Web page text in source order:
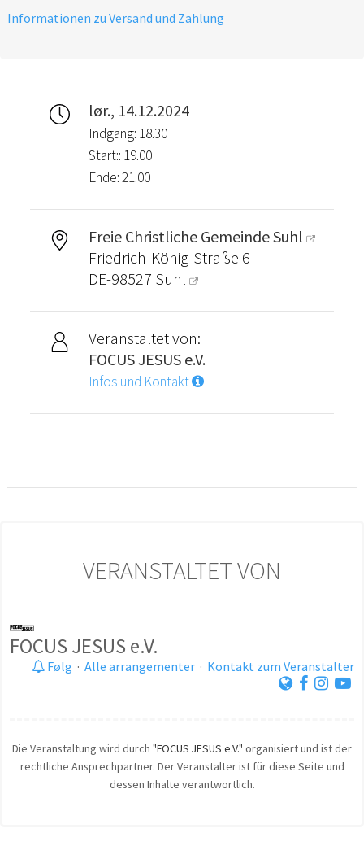
Informationen zu Versand und Zahlung
lør., 14.12.2024
Indgang: 18.30
Start:: 19.00
Ende: 21.00
Freie Christliche Gemeinde Suhl
Friedrich-König-Straße 6
DE-98527 Suhl
Veranstaltet von:
FOCUS JESUS e.V.
Infos und Kontakt
VERANSTALTET VON
FOCUS JESUS e.V.
Følg · Alle arrangementer · Kontakt zum Veranstalter
Die Veranstaltung wird durch "FOCUS JESUS e.V." organisiert und ist der
rechtliche Ansprechpartner. Der Veranstalter ist für diese Seite und
dessen Inhalte verantwortlich.